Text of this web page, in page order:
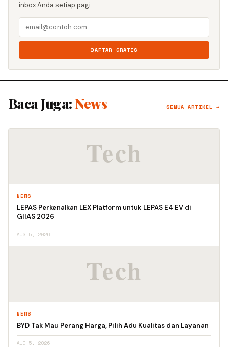
inbox Anda setiap pagi.
DAFTAR GRATIS
Baca Juga: News SEMUA ARTIKEL →
NEWS
LEPAS Perkenalkan LEX Platform untuk LEPAS E4 EV di
GIIAS 2026
AUG 5, 2026
NEWS
BYD Tak Mau Perang Harga, Pilih Adu Kualitas dan Layanan
AUG 5, 2026